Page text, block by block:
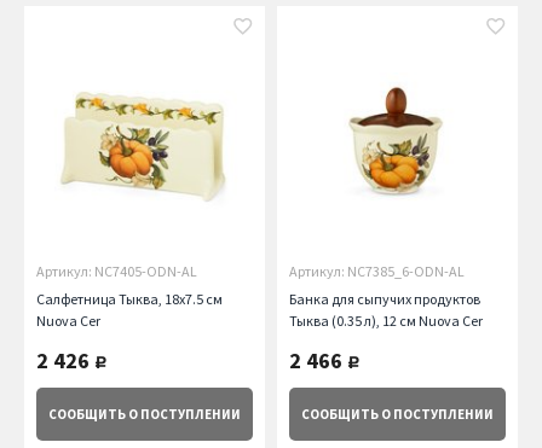
Артикул: NC7405-ODN-AL
Салфетница Тыква, 18х7.5 см
Nuova Cer
2 426 руб.
СООБЩИТЬ О ПОСТУПЛЕНИИ
Артикул: NC7385_6-ODN-AL
Банка для сыпучих продуктов
Тыква (0.35 л), 12 см Nuova Cer
2 466 руб.
СООБЩИТЬ О ПОСТУПЛЕНИИ